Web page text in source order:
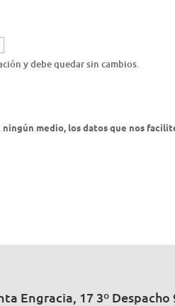
y debe quedar sin cambios.
ningún medio, los datos que nos
Engracia, 17 3º